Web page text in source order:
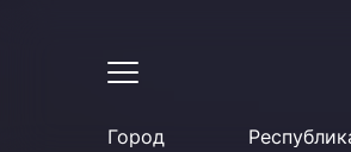
Город